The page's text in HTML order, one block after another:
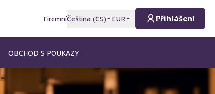
FiremníČeština (CS) EUR Přihlášení
OBCHOD S POUKAZY